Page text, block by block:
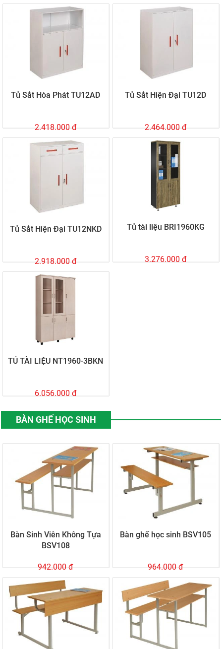
Tủ Sắt Hòa Phát TU12AD
2.418.000 đ
Tủ Sắt Hiện Đại TU12D
2.464.000 đ
Tủ Sắt Hiện Đại TU12NKD
2.918.000 đ
Tủ tài liệu BRI1960KG
3.276.000 đ
TỦ TÀI LIỆU NT1960-3BKN
6.056.000 đ
BÀN GHẾ HỌC SINH
Bàn Sinh Viên Không Tựa
BSV108
942.000 đ
Bàn ghế học sinh BSV105
964.000 đ